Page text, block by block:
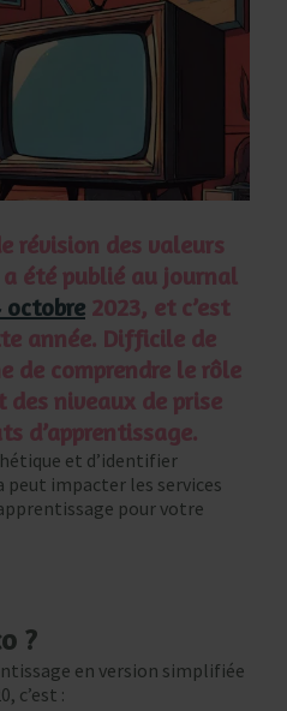
révision des valeurs
a été publié au journal
octobre 2023, et c’est
année. Difficile de
de comprendre le rôle
niveaux de prise
d’apprentissage.
et d’identifier
impacter les services
pour votre
?
en version simplifiée
c’est :